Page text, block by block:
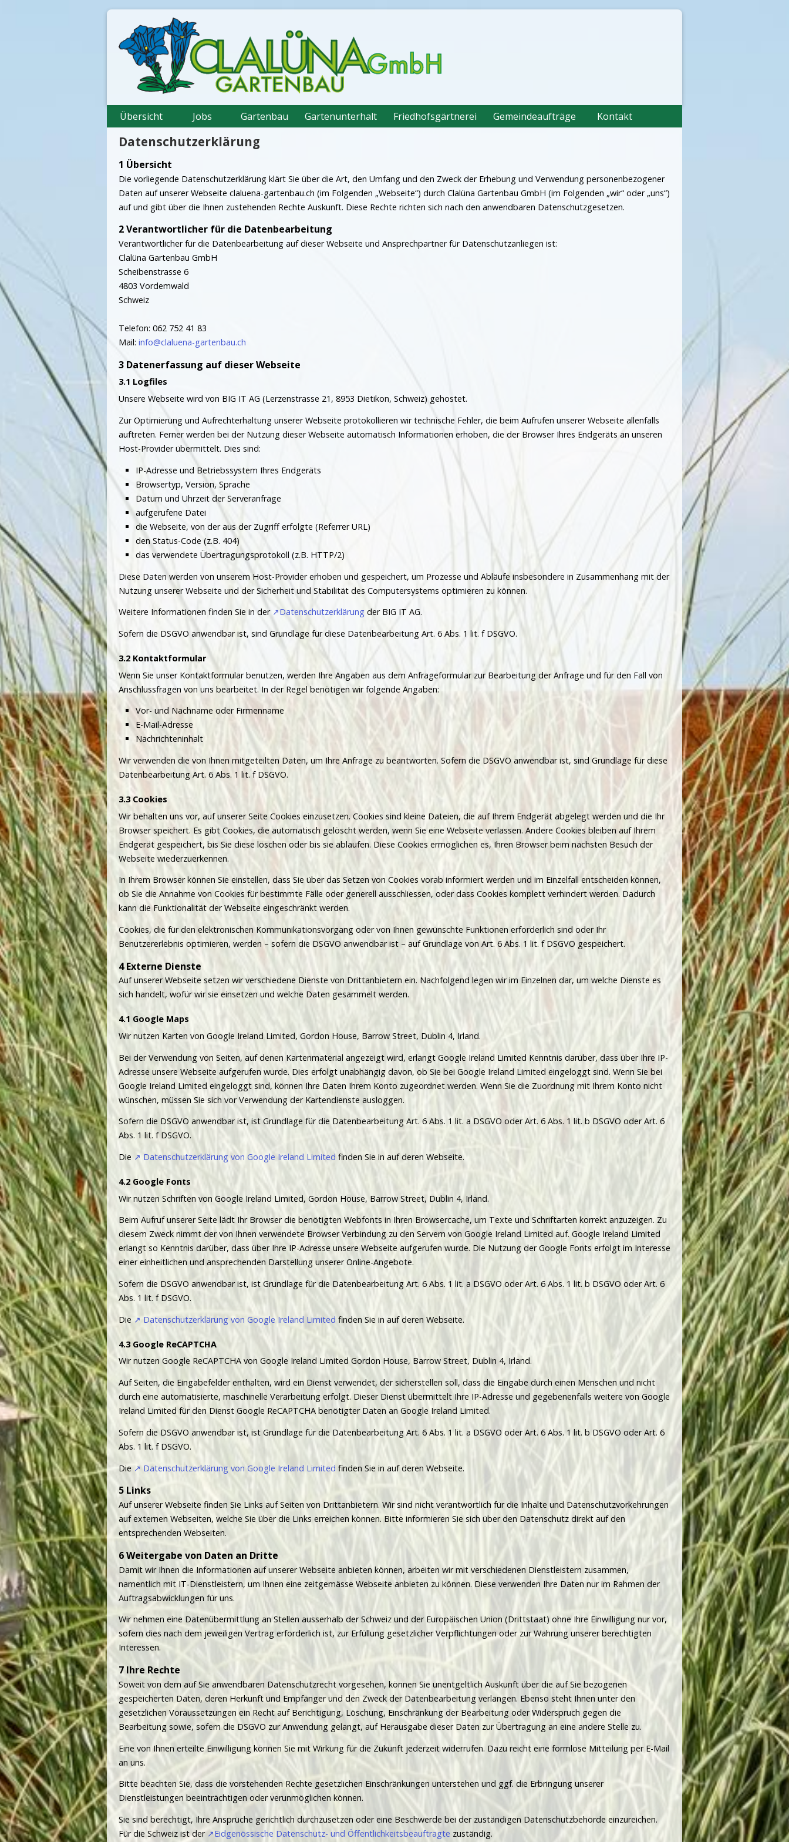
Übersicht Jobs Gartenbau Gartenunterhalt Friedhofsgärtnerei Gemeindeaufträge Kontakt
Datenschutzerklärung
Übersicht
Die vorliegende Datenschutzerklärung klärt Sie über die Art, den Umfang und den Zweck der Erhebung und Verwendung personenbezogener
Daten auf unserer Webseite claluena-gartenbau.ch (im Folgenden „Webseite“) durch Clalüna Gartenbau GmbH (im Folgenden „wir“ oder „uns“)
auf und gibt über die Ihnen zustehenden Rechte Auskunft. Diese Rechte richten sich nach den anwendbaren Datenschutzgesetzen.
Verantwortlicher für die Datenbearbeitung
Verantwortlicher für die Datenbearbeitung auf dieser Webseite und Ansprechpartner für Datenschutzanliegen ist:
Clalüna Gartenbau GmbH
Scheibenstrasse 6
4803 Vordemwald
Schweiz
Telefon: 062 752 41 83
Mail: info@claluena-gartenbau.ch
Datenerfassung auf dieser Webseite
Logfiles
Unsere Webseite wird von BIG IT AG (Lerzenstrasse 21, 8953 Dietikon, Schweiz) gehostet.
Zur Optimierung und Aufrechterhaltung unserer Webseite protokollieren wir technische Fehler, die beim Aufrufen unserer Webseite allenfalls
auftreten. Ferner werden bei der Nutzung dieser Webseite automatisch Informationen erhoben, die der Browser Ihres Endgeräts an unseren
Host-Provider übermittelt. Dies sind:
IP-Adresse und Betriebssystem Ihres Endgeräts
Browsertyp, Version, Sprache
Datum und Uhrzeit der Serveranfrage
aufgerufene Datei
die Webseite, von der aus der Zugriff erfolgte (Referrer URL)
den Status-Code (z.B. 404)
das verwendete Übertragungsprotokoll (z.B. HTTP/2)
Diese Daten werden von unserem Host-Provider erhoben und gespeichert, um Prozesse und Abläufe insbesondere in Zusammenhang mit der
Nutzung unserer Webseite und der Sicherheit und Stabilität des Computersystems optimieren zu können.
Weitere Informationen finden Sie in der
Datenschutzerklärung der BIG IT AG.
Sofern die DSGVO anwendbar ist, sind Grundlage für diese Datenbearbeitung Art. 6 Abs. 1 lit. f DSGVO.
Kontaktformular
Wenn Sie unser Kontaktformular benutzen, werden Ihre Angaben aus dem Anfrageformular zur Bearbeitung der Anfrage und für den Fall von
Anschlussfragen von uns bearbeitet. In der Regel benötigen wir folgende Angaben:
Vor- und Nachname oder Firmenname
E-Mail-Adresse
Nachrichteninhalt
Wir verwenden die von Ihnen mitgeteilten Daten, um Ihre Anfrage zu beantworten. Sofern die DSGVO anwendbar ist, sind Grundlage für diese
Datenbearbeitung Art. 6 Abs. 1 lit. f DSGVO.
Cookies
Wir behalten uns vor, auf unserer Seite Cookies einzusetzen. Cookies sind kleine Dateien, die auf Ihrem Endgerät abgelegt werden und die Ihr
Browser speichert. Es gibt Cookies, die automatisch gelöscht werden, wenn Sie eine Webseite verlassen. Andere Cookies bleiben auf Ihrem
Endgerät gespeichert, bis Sie diese löschen oder bis sie ablaufen. Diese Cookies ermöglichen es, Ihren Browser beim nächsten Besuch der
Webseite wiederzuerkennen.
In Ihrem Browser können Sie einstellen, dass Sie über das Setzen von Cookies vorab informiert werden und im Einzelfall entscheiden können,
ob Sie die Annahme von Cookies für bestimmte Fälle oder generell ausschliessen, oder dass Cookies komplett verhindert werden. Dadurch
kann die Funktionalität der Webseite eingeschränkt werden.
Cookies, die für den elektronischen Kommunikationsvorgang oder von Ihnen gewünschte Funktionen erforderlich sind oder Ihr
Benutzererlebnis optimieren, werden – sofern die DSGVO anwendbar ist – auf Grundlage von Art. 6 Abs. 1 lit. f DSGVO gespeichert.
Externe Dienste
Auf unserer Webseite setzen wir verschiedene Dienste von Drittanbietern ein. Nachfolgend legen wir im Einzelnen dar, um welche Dienste es
sich handelt, wofür wir sie einsetzen und welche Daten gesammelt werden.
Google Maps
Wir nutzen Karten von Google Ireland Limited, Gordon House, Barrow Street, Dublin 4, Irland.
Bei der Verwendung von Seiten, auf denen Kartenmaterial angezeigt wird, erlangt Google Ireland Limited Kenntnis darüber, dass über Ihre IP-
Adresse unsere Webseite aufgerufen wurde. Dies erfolgt unabhängig davon, ob Sie bei Google Ireland Limited eingeloggt sind. Wenn Sie bei
Google Ireland Limited eingeloggt sind, können Ihre Daten Ihrem Konto zugeordnet werden. Wenn Sie die Zuordnung mit Ihrem Konto nicht
wünschen, müssen Sie sich vor Verwendung der Kartendienste ausloggen.
Sofern die DSGVO anwendbar ist, ist Grundlage für die Datenbearbeitung Art. 6 Abs. 1 lit. a DSGVO oder Art. 6 Abs. 1 lit. b DSGVO oder Art. 6
Abs. 1 lit. f DSGVO.
Die
Datenschutzerklärung von Google Ireland Limited finden Sie in auf deren Webseite.
Google Fonts
Wir nutzen Schriften von Google Ireland Limited, Gordon House, Barrow Street, Dublin 4, Irland.
Beim Aufruf unserer Seite lädt Ihr Browser die benötigten Webfonts in Ihren Browsercache, um Texte und Schriftarten korrekt anzuzeigen. Zu
diesem Zweck nimmt der von Ihnen verwendete Browser Verbindung zu den Servern von Google Ireland Limited auf. Google Ireland Limited
erlangt so Kenntnis darüber, dass über Ihre IP-Adresse unsere Webseite aufgerufen wurde. Die Nutzung der Google Fonts erfolgt im Interesse
einer einheitlichen und ansprechenden Darstellung unserer Online-Angebote.
Sofern die DSGVO anwendbar ist, ist Grundlage für die Datenbearbeitung Art. 6 Abs. 1 lit. a DSGVO oder Art. 6 Abs. 1 lit. b DSGVO oder Art. 6
Abs. 1 lit. f DSGVO.
Die
Datenschutzerklärung von Google Ireland Limited finden Sie in auf deren Webseite.
Google ReCAPTCHA
Wir nutzen Google ReCAPTCHA von Google Ireland Limited Gordon House, Barrow Street, Dublin 4, Irland.
Auf Seiten, die Eingabefelder enthalten, wird ein Dienst verwendet, der sicherstellen soll, dass die Eingabe durch einen Menschen und nicht
durch eine automatisierte, maschinelle Verarbeitung erfolgt. Dieser Dienst übermittelt Ihre IP-Adresse und gegebenenfalls weitere von Google
Ireland Limited für den Dienst Google ReCAPTCHA benötigter Daten an Google Ireland Limited.
Sofern die DSGVO anwendbar ist, ist Grundlage für die Datenbearbeitung Art. 6 Abs. 1 lit. a DSGVO oder Art. 6 Abs. 1 lit. b DSGVO oder Art. 6
Abs. 1 lit. f DSGVO.
Die
Datenschutzerklärung von Google Ireland Limited finden Sie in auf deren Webseite.
Links
Auf unserer Webseite finden Sie Links auf Seiten von Drittanbietern. Wir sind nicht verantwortlich für die Inhalte und Datenschutzvorkehrungen
auf externen Webseiten, welche Sie über die Links erreichen können. Bitte informieren Sie sich über den Datenschutz direkt auf den
entsprechenden Webseiten.
Weitergabe von Daten an Dritte
Damit wir Ihnen die Informationen auf unserer Webseite anbieten können, arbeiten wir mit verschiedenen Dienstleistern zusammen,
namentlich mit IT-Dienstleistern, um Ihnen eine zeitgemässe Webseite anbieten zu können. Diese verwenden Ihre Daten nur im Rahmen der
Auftragsabwicklungen für uns.
Wir nehmen eine Datenübermittlung an Stellen ausserhalb der Schweiz und der Europäischen Union (Drittstaat) ohne Ihre Einwilligung nur vor,
sofern dies nach dem jeweiligen Vertrag erforderlich ist, zur Erfüllung gesetzlicher Verpflichtungen oder zur Wahrung unserer berechtigten
Interessen.
Ihre Rechte
Soweit von dem auf Sie anwendbaren Datenschutzrecht vorgesehen, können Sie unentgeltlich Auskunft über die auf Sie bezogenen
gespeicherten Daten, deren Herkunft und Empfänger und den Zweck der Datenbearbeitung verlangen. Ebenso steht Ihnen unter den
gesetzlichen Voraussetzungen ein Recht auf Berichtigung, Löschung, Einschränkung der Bearbeitung oder Widerspruch gegen die
Bearbeitung sowie, sofern die DSGVO zur Anwendung gelangt, auf Herausgabe dieser Daten zur Übertragung an eine andere Stelle zu.
Eine von Ihnen erteilte Einwilligung können Sie mit Wirkung für die Zukunft jederzeit widerrufen. Dazu reicht eine formlose Mitteilung per E-Mail
an uns.
Bitte beachten Sie, dass die vorstehenden Rechte gesetzlichen Einschränkungen unterstehen und ggf. die Erbringung unserer
Dienstleistungen beeinträchtigen oder verunmöglichen können.
Sie sind berechtigt, Ihre Ansprüche gerichtlich durchzusetzen oder eine Beschwerde bei der zuständigen Datenschutzbehörde einzureichen.
Für die Schweiz ist der
Eidgenössische Datenschutz- und Öffentlichkeitsbeauftragte zuständig.